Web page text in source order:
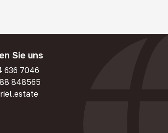
Sie uns
636 7046
848565